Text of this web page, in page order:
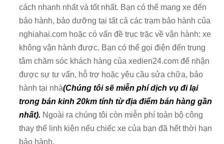
cách nhanh nhất và tốt nhất. Bạn có thể mang xe đến
bảo hành, bảo dưỡng tại tất cả các trạm bảo hành của
nghiahai.com hoặc có vấn đề trục trặc về vận hành: xe
không vận hành được. Bạn có thể gọi điện đến trung
tâm chăm sóc khách hàng của xedien24.com để nhận
được sự tư vấn, hỗ trợ hoặc yêu cầu sửa chữa, bảo
hành tại nhà(Chúng tôi sẽ miễn phí dịch vụ đi lại
trong bán kinh 20km tính từ địa điểm bán hàng gần
nhất). Ngoài ra chúng tôi còn miễn phí toàn bộ công
thay thế linh kiện nếu chiếc xe của bạn đã hết thời hạn
bảo hành.